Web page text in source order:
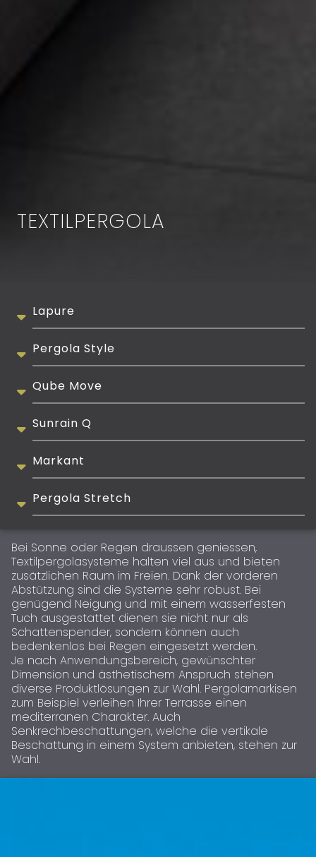
TEXTILPERGOLA
Lapure
Pergola Style
Qube Move
Sunrain Q
Markant
Pergola Stretch
Bei Sonne oder Regen draussen geniessen,
Textilpergolasysteme halten viel aus und bieten
zusätzlichen Raum im Freien. Dank der vorderen
Abstützung sind die Systeme sehr robust. Bei
genügend Neigung und mit einem wasserfesten
Tuch ausgestattet dienen sie nicht nur als
Schattenspender, sondern können auch
bedenkenlos bei Regen eingesetzt werden.
Je nach Anwendungsbereich, gewünschter
Dimension und ästhetischem Anspruch stehen
diverse Produktlösungen zur Wahl. Pergolamarkisen
zum Beispiel verleihen Ihrer Terrasse einen
mediterranen Charakter. Auch
Senkrechbeschattungen, welche die vertikale
Beschattung in einem System anbieten, stehen zur
Wahl.